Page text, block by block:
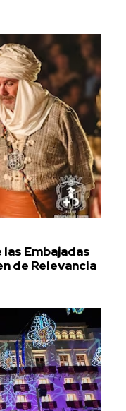
Embajadas
de Relevancia